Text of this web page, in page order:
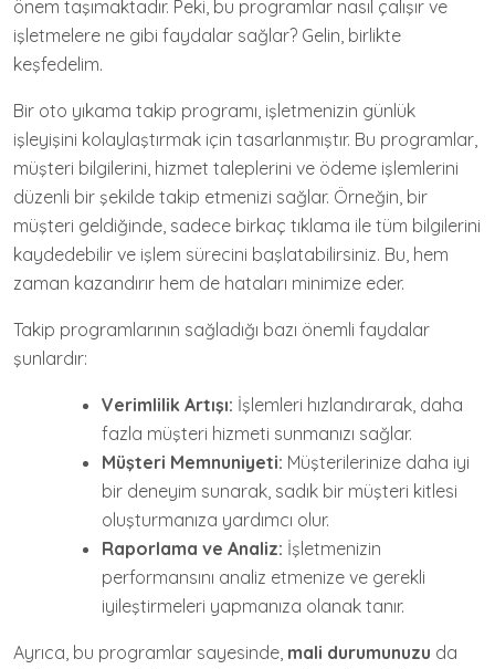
önem taşımaktadır. Peki, bu programlar nasıl çalışır ve
işletmelere ne gibi faydalar sağlar? Gelin, birlikte
keşfedelim.
Bir oto yıkama takip programı, işletmenizin günlük
işleyişini kolaylaştırmak için tasarlanmıştır. Bu programlar,
müşteri bilgilerini, hizmet taleplerini ve ödeme işlemlerini
düzenli bir şekilde takip etmenizi sağlar. Örneğin, bir
müşteri geldiğinde, sadece birkaç tıklama ile tüm bilgilerini
kaydedebilir ve işlem sürecini başlatabilirsiniz. Bu, hem
zaman kazandırır hem de hataları minimize eder.
Takip programlarının sağladığı bazı önemli faydalar
şunlardır:
Verimlilik Artışı: İşlemleri hızlandırarak, daha
fazla müşteri hizmeti sunmanızı sağlar.
Müşteri Memnuniyeti: Müşterilerinize daha iyi
bir deneyim sunarak, sadık bir müşteri kitlesi
oluşturmanıza yardımcı olur.
Raporlama ve Analiz: İşletmenizin
performansını analiz etmenize ve gerekli
iyileştirmeleri yapmanıza olanak tanır.
Ayrıca, bu programlar sayesinde, mali durumunuzu da